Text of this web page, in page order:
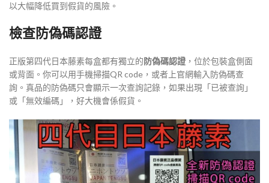
以大幅降低買到假貨的風險。
檢查防偽碼認證
正版第四代日本藤素每盒都有獨立的防偽碼認證 ，位於包裝盒側面
或背面。你可以用手機掃描QR code，或者上官網輸入防偽碼查
詢。真品的防偽碼只會顯示一次查詢記錄，如果出現「已被查詢」
或「無效編碼」，好大機會係假貨。